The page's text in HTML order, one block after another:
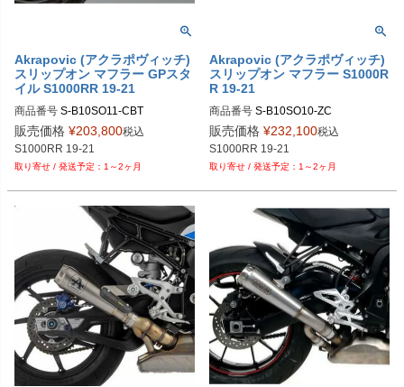
Akrapovic (アクラポヴィッチ)
スリップオン マフラー GPスタ
イル S1000RR 19-21
商品番号 S-B10SO11-CBT
販売価格 ¥203,800税込
1～2ヶ月
Akrapovic (アクラポヴィッチ)
スリップオン マフラー S1000R
R 19-21
商品番号
販売価格 ¥232,100税込
1～2ヶ月